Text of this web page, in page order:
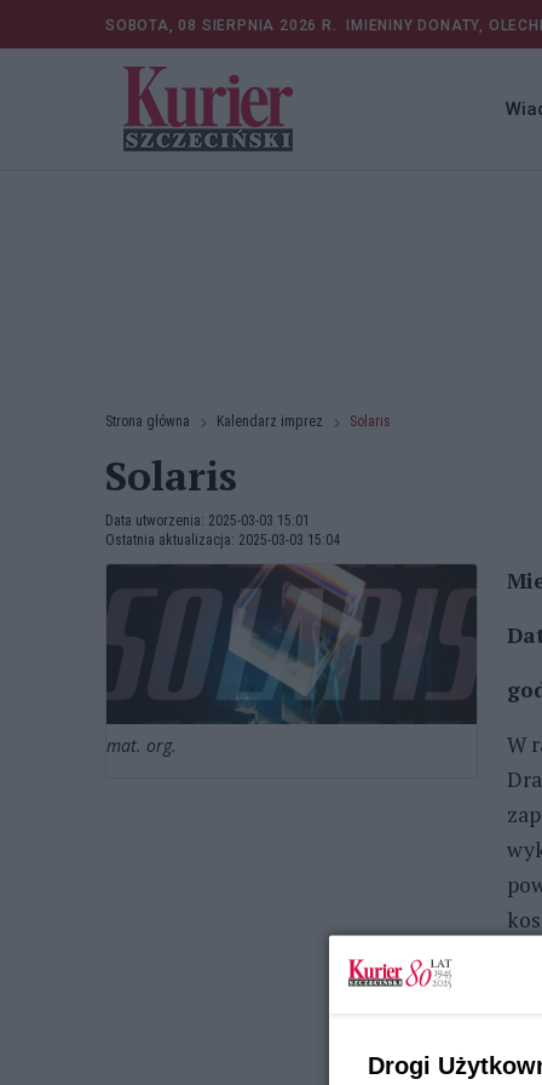
SOBOTA, 08 SIERPNIA 2026 R. IMIENINY DONATY,
Strona główna Kalendarz imprez Solaris
Solaris
Data utworzenia: 2025-03-03 15:01
Ostatnia aktualizacja: 2025-03-03 15:04
mat. org.
W
Drogi